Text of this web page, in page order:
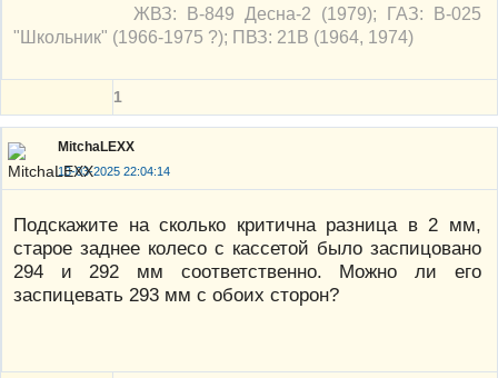
ЖВЗ: В-849 Десна-2 (1979); ГАЗ: В-025
"Школьник" (1966-1975 ?); ПВЗ: 21В (1964, 1974)
1
MitchaLEXX
13-03-2025 22:04:14
Подскажите на сколько критична разница в 2 мм,
старое заднее колесо с кассетой было заспицовано
294 и 292 мм соответственно. Можно ли его
заспицевать 293 мм с обоих сторон?